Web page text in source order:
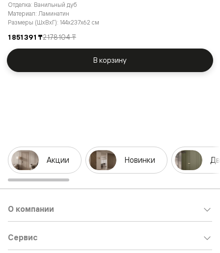
Отделка: Ванильный дуб
Материал: Ламинатин
Размеры (ШxВxГ): 144x237x62 см
1 851 391 ₸2 178 104 ₸
В корзину
Акции Новинки
О компании
Сервис